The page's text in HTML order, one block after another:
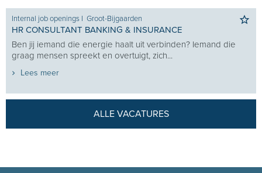
Internal job openings I Groot-Bijgaarden
HR CONSULTANT BANKING & INSURANCE
Ben jij iemand die energie haalt uit verbinden? Iemand die
graag mensen spreekt en overtuigt, zich...
Lees meer
ALLE VACATURES